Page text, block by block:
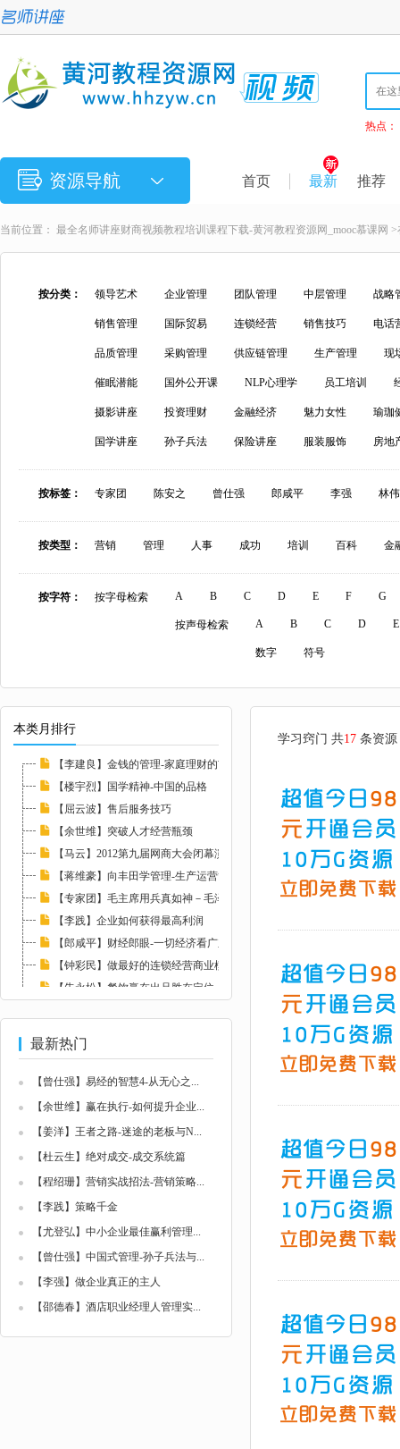
热点：
资源导航 首页 最新 推荐
当前位置： 最全名师讲座财商视频教程培训课程下载-黄河教程资源网_mooc慕课网 >
按分类： 领导艺术 企业管理 团队管理 中层管理 战略
销售管理 国际贸易 连锁经营 销售技巧 电话
品质管理 采购管理 供应链管理 生产管理 现
催眠潜能 国外公开课 NLP心理学 员工培训
摄影讲座 投资理财 金融经济 魅力女性 瑜珈
国学讲座 孙子兵法 保险讲座 服装服饰 房地
按标签： 专家团 陈安之 曾仕强 郎咸平 李强 林
按类型： 营销 管理 人事 成功 培训 百科 金
按字符： 按字母检索 A B C D E F G
按声母检索 A B C D E
数字 符号
本类月排行
【李建良】金钱的管理-家庭理财的玄机与陷阱
【楼宇烈】国学精神-中国的品格
【屈云波】售后服务技巧
【余世维】突破人才经营瓶颈
【马云】2012第九届网商大会闭幕演讲
【蒋维豪】向丰田学管理-生产运营管理篇
【专家团】毛主席用兵真如神－毛泽东兵法解读...
【李践】企业如何获得最高利润
【郎咸平】财经郎眼-一切经济看广东
【钟彩民】做最好的连锁经营商业模式
【朱永松】餐饮赢在出品胜在定位
最新热门
【曾仕强】易经的智慧4-从无心之...
【余世维】赢在执行-如何提升企业...
【姜洋】王者之路-迷途的老板与N...
【杜云生】绝对成交-成交系统篇
【程绍珊】营销实战招法-营销策略...
【李践】策略千金
【尤登弘】中小企业最佳赢利管理...
【曾仕强】中国式管理-孙子兵法与...
【李强】做企业真正的主人
【邵德春】酒店职业经理人管理实...
学习窍门 共17 条资源